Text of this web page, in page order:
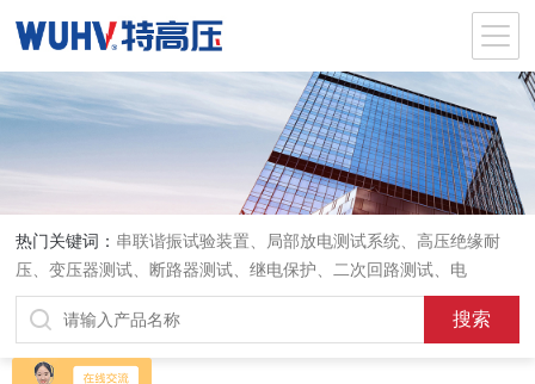
热门关键词： 串联谐振试验装置、局部放电测试系统、高压绝缘耐
压、变压器测试、断路器测试、继电保护、二次回路测试、电